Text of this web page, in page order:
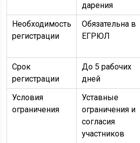
дарения
Необходимость
регистрации
Обязательна в
ЕГРЮЛ
Срок
регистрации
До 5 рабочих
дней
Условия
ограничения
Уставные
ограничения и
согласия
участников